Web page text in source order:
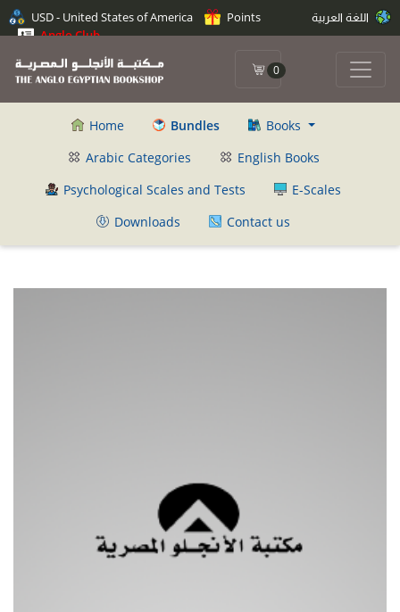
USD - United States of America
Points
Anglo Club
0
Home Bundles
Books
Arabic Categories
English Books
Psychological Scales and Tests
E-Scales
Downloads
Contact us